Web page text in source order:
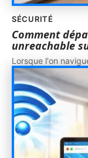
SÉCURITÉ
Comment
unreachable
Lorsque l'on